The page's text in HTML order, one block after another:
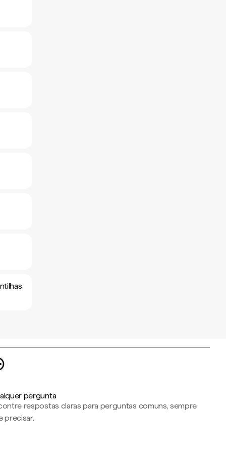
pergunta
respostas claras para perguntas comuns, sempre
precisar.